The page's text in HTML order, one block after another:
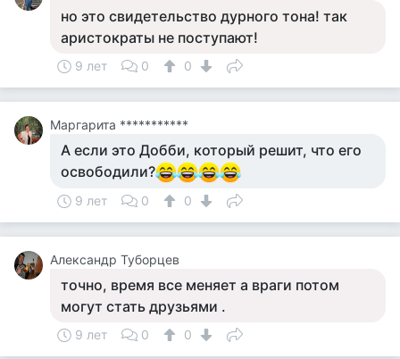
но это свидетельство дурного тона! так
аристократы не поступают!
9 лет 0 0
Маргарита ***********
А если это Добби, который решит, что его
освободили?
9 лет 0 0
Александр Туборцев
точно, время все меняет а враги потом
могут стать друзьями .
9 лет 0 0